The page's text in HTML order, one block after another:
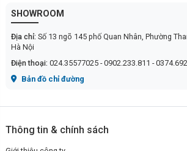
SHOWROOM
Địa chỉ: Số 13 ngõ 145 phố Quan Nhân, Phường
Hà Nội
Điện thoại: 024.35577025 - 0902.233.811 -
Bản đồ chỉ đường
Thông tin & chính sách